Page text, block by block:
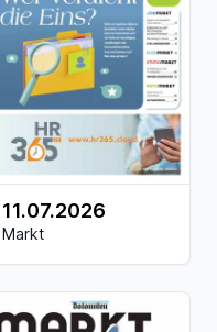
11.07.2026
Markt